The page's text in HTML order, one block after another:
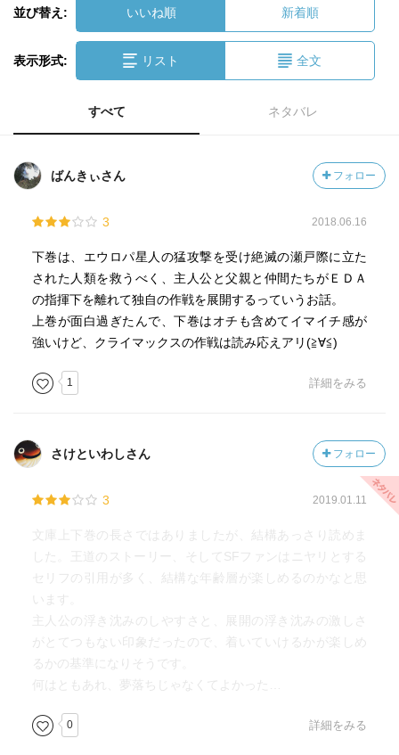
並び替え: いいね順 新着順
表示形式: リスト 全文
すべて ネタバレ
ばんきぃさん フォロー
3 2018.06.16
下巻は、エウロパ星人の猛攻撃を受け絶滅の瀬戸際に立た
された人類を救うべく、主人公と父親と仲間たちがＥＤＡ
の指揮下を離れて独自の作戦を展開するっていうお話。
上巻が面白過ぎたんで、下巻はオチも含めてイマイチ感が
強いけど、クライマックスの作戦は読み応えアリ(≧∀≦)
1 詳細をみる
さけといわしさん フォロー
3 2019.01.11
文庫上下巻の長さではありましたが、結構あっさり読めま
した。王道のストーリー、そしてSFファンはニヤリとする
セリフの引用が多く、結構な年齢層が楽しめるのかなと思
います。
主人公の浮き沈みのしやすさと、展開の浮き沈みの激しさ
がとてつもない印象だったので、着いていけるかが楽しめ
るかの基準になりそうです。
何はともあれ、夢落ちじゃなくてよかった…
0 詳細をみる